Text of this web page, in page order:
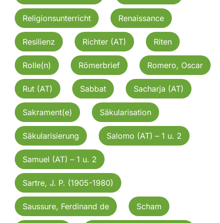
Religionsunterricht Renaissance
Resilienz Richter (AT) Riten
Rolle(n) Römerbrief Romero, Oscar
Rut (AT) Sabbat Sacharja (AT)
Sakrament(e) Säkularisation
Säkularisierung Salomo (AT) – 1 u. 2
Samuel (AT) – 1 u. 2
Sartre, J. P. (1905-1980)
Saussure, Ferdinand de Scham